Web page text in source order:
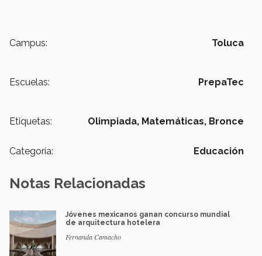
Campus: Toluca
Escuelas: PrepaTec
Etiquetas: Olimpiada, Matemáticas, Bronce
Categoría: Educación
Notas Relacionadas
Jóvenes mexicanos ganan concurso mundial
de arquitectura hotelera
Fernanda Camacho